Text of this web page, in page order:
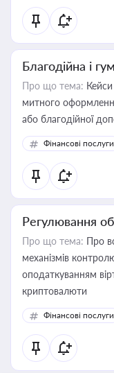
Благодійна і
Про що тема:
митного
або благодійної
Фінансові послуги
Регулювання
Про що тема: Про
механізмів
оподаткуванням
криптовалюти
Фінансові послуги